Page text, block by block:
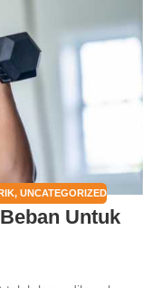
, UNCATEGORIZED
Untuk